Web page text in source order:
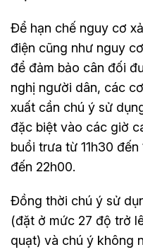
Để hạn chế nguy cơ
điện cũng như nguy
để đảm bảo cân đối
nghị người dân, các
xuất cần chú ý sử
đặc biệt vào các giờ
buổi trưa từ 11h30
đến 22h00.
Đồng thời chú ý sử
(đặt ở mức 27 độ trở
quạt) và chú ý không